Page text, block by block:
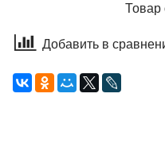
Товар
Добавить в